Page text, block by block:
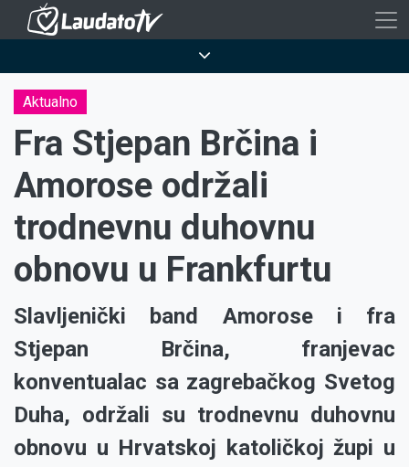
Skoči
sadržaj
Aktualno
Fra Stjepan Brčina i
Amorose održali
trodnevnu duhovnu
obnovu u Frankfurtu
Slavljenički band Amorose i fra
Stjepan Brčina, franjevac
konventualac sa zagrebačkog Svetog
Duha, održali su trodnevnu duhovnu
obnovu u Hrvatskoj katoličkoj župi u